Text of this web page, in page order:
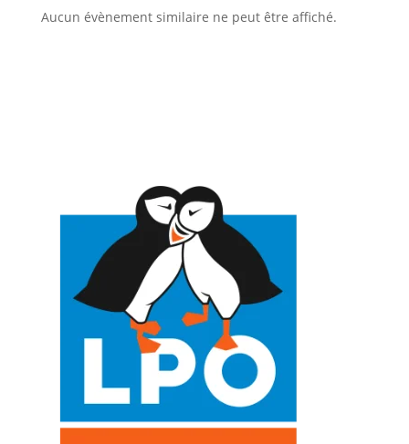
Aucun évènement similaire ne peut être affiché.